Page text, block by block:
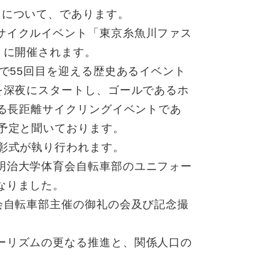
ついて、であります。
クルイベント「東京糸魚川ファス
開催されます。
回目を迎える歴史あるイベント
夜にスタートし、ゴールであるホ
長距離サイクリングイベントであ
と聞いております。
が執り行われます。
大学体育会自転車部のユニフォー
ました。
転車部主催の御礼の会及び記念撮
ズムの更なる推進と、関係人口の